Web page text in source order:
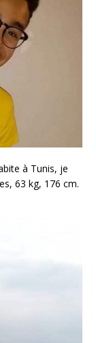
à Tunis, je
63 kg, 176 cm.